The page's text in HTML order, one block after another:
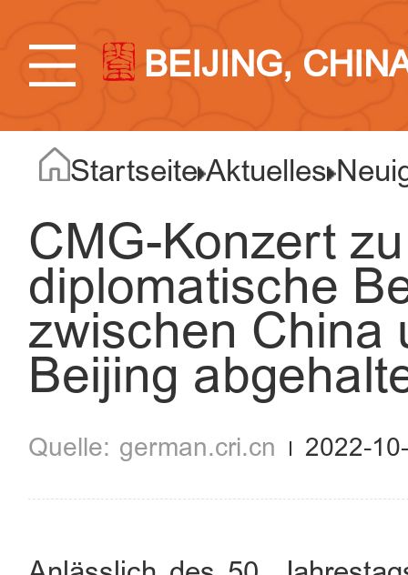
BEIJING,
Startseite Aktuelles
CMG-Konzert
diplomatische
zwischen China
Beijing
german.cri.cn 2022-